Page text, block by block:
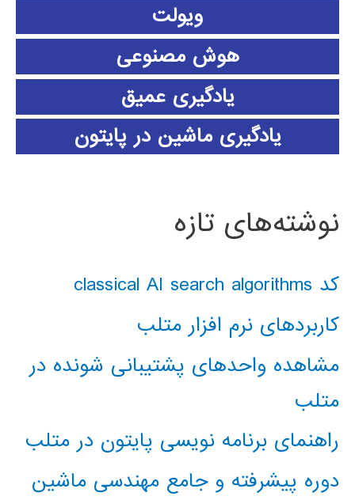
ویولت
هوش مصنوعی
یادگیری عمیق
یادگیری ماشین در پایتون
نوشته‌های تازه
کد classical AI search algorithms
کاربردهای نرم افزار متلب
مشاهده واحدهای پشتیبانی شونده در
متلب
راهنمای برنامه نویسی پایتون در متلب
دوره پیشرفته و جامع مهندسی ماشین